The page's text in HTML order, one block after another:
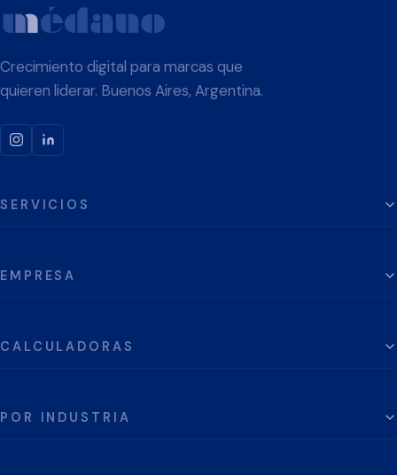
Crecimiento digital para marcas que
quieren liderar. Buenos Aires, Argentina.
SERVICIOS
EMPRESA
CALCULADORAS
POR INDUSTRIA